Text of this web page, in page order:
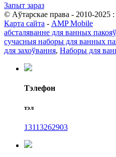
Запыт зараз
© Аўтарскае права - 2010-2025
Карта сайта - AMP Mobile
абсталяванне для ванных
сучасныя наборы для ванных
для захоўвання, Наборы для
Тэлефон
тэл
13113262903